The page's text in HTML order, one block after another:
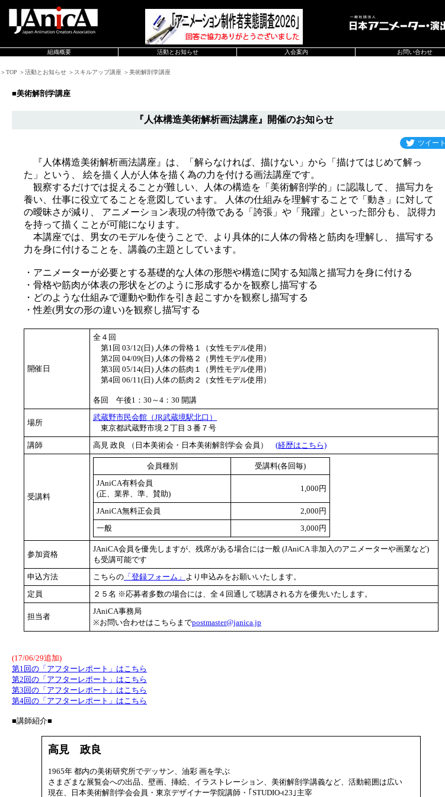
組織概要 活動とお知らせ 入会案内 お問い合わせ
＞TOP ＞活動とお知らせ ＞スキルアップ講座 ＞美術解剖学講座
■美術解剖学講座
『人体構造美術解析画法講座』開催のお知らせ
ツイート
『人体構造美術解析画法講座』は、「解らなければ、描けない」から「描けてはじめて解っ
た」という、 絵を描く人が人体を描く為の力を付ける画法講座です。
観察するだけでは捉えることが難しい、人体の構造を「美術解剖学的」に認識して、 描写力を
養い、仕事に役立てることを意図しています。 人体の仕組みを理解することで「動き」に対して
の曖昧さが減り、 アニメーション表現の特徴である「誇張」や「飛躍」といった部分も、 説得力
を持って描くことが可能になります。
本講座では、男女のモデルを使うことで、より具体的に人体の骨格と筋肉を理解し、 描写する
力を身に付けることを、講義の主題としています。
・アニメーターが必要とする基礎的な人体の形態や構造に関する知識と描写力を身に付ける
・骨格や筋肉が体表の形状をどのように形成するかを観察し描写する
・どのような仕組みで運動や動作を引き起こすかを観察し描写する
・性差(男女の形の違い)を観察し描写する
開催日
全４回
第1回 03/12(日) 人体の骨格１（女性モデル使用）
第2回 04/09(日) 人体の骨格２（男性モデル使用）
第3回 05/14(日) 人体の筋肉１（男性モデル使用）
第4回 06/11(日) 人体の筋肉２（女性モデル使用）
各回 午後1：30～4：30 開講
場所
武蔵野市民会館（JR武蔵境駅北口）
東京都武蔵野市境２丁目３番７号
講師
高見 政良 （日本美術会・日本美術解剖学会 会員） (経歴はこちら)
受講料
会員種別
受講料(各回毎)
JAniCA有料会員
(正、業界、準、賛助)
1,000円
JAniCA無料正会員
2,000円
一般
3,000円
参加資格
JAniCA会員を優先しますが、残席がある場合には一般 (JAniCA 非加入のアニメーターや画業など)
も受講可能です
申込方法
こちらの 「登録フォーム」 より申込みをお願いいたします。
定員
２５名 ※応募者多数の場合には、全４回通して聴講される方を優先いたします。
担当者
JAniCA事務局
※お問い合わせはこちらまでpostmaster@janica.jp
(17/06/29追加)
第1回の「アフターレポート」はこちら
第2回の「アフターレポート」はこちら
第3回の「アフターレポート」はこちら
第4回の「アフターレポート」はこちら
■講師紹介■
高見 政良
1965年 都内の美術研究所でデッサン、油彩 画を学ぶ
さまざまな展覧会への出品、壁画、挿絵、イラストレーション、美術解剖学講義など、活動範囲は広い
現在、日本美術解剖学会会員・東京デザイナー学院講師・｢STUDIO-t23｣主宰